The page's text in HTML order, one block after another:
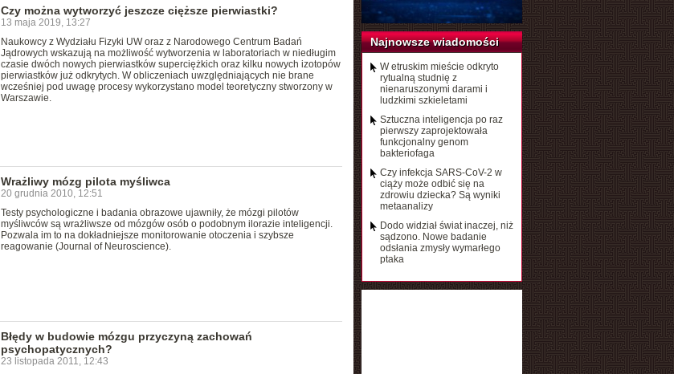
Czy można wytworzyć jeszcze cięższe pierwiastki?
13 maja 2019, 13:27
Naukowcy z Wydziału Fizyki UW oraz z Narodowego Centrum Badań
Jądrowych wskazują na możliwość wytworzenia w laboratoriach w niedługim
czasie dwóch nowych pierwiastków superciężkich oraz kilku nowych izotopów
pierwiastków już odkrytych. W obliczeniach uwzględniających nie brane
wcześniej pod uwagę procesy wykorzystano model teoretyczny stworzony w
Warszawie.
Wrażliwy mózg pilota myśliwca
20 grudnia 2010, 12:51
Testy psychologiczne i badania obrazowe ujawniły, że mózgi pilotów
myśliwców są wrażliwsze od mózgów osób o podobnym ilorazie inteligencji.
Pozwala im to na dokładniejsze monitorowanie otoczenia i szybsze
reagowanie (Journal of Neuroscience).
Błędy w budowie mózgu przyczyną zachowań
psychopatycznych?
23 listopada 2011, 12:43
Najnowsze wiadomości
W etruskim mieście odkryto
rytualną studnię z
nienaruszonymi darami i
ludzkimi szkieletami
Sztuczna inteligencja po raz
pierwszy zaprojektowała
funkcjonalny genom
bakteriofaga
Czy infekcja SARS-CoV-2 w
ciąży może odbić się na
zdrowiu dziecka? Są wyniki
metaanalizy
Dodo widział świat inaczej, niż
sądzono. Nowe badanie
odsłania zmysły wymarłego
ptaka